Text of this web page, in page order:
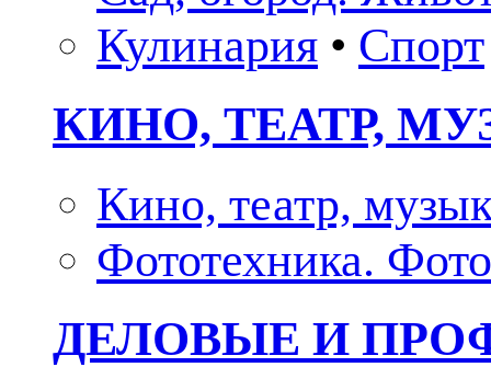
Кулинария • Спорт
КИНО, ТЕАТР,
Кино, театр,
Фототехника.
ДЕЛОВЫЕ И